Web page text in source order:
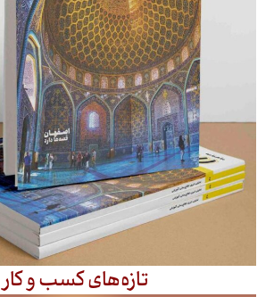
تازه‌های کسب و کار